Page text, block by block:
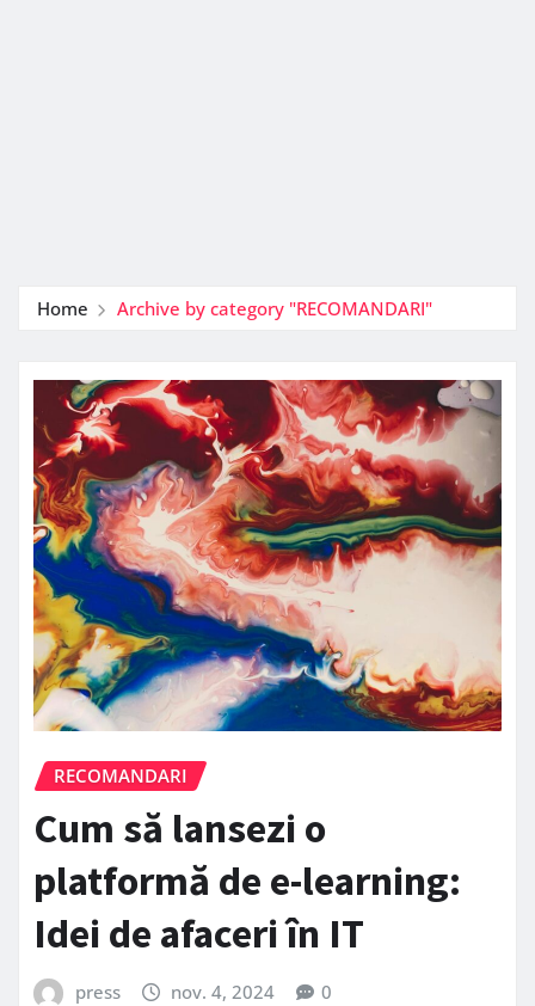
Home Archive by category "RECOMANDARI"
RECOMANDARI
Cum să lansezi o
platformă de e-learning:
Idei de afaceri în IT
press nov. 4, 2024 0